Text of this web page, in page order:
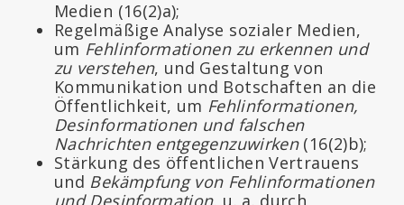
Medien (16(2)a);
Regelmäßige Analyse sozialer Medien,
um Fehlinformationen zu erkennen und
zu verstehen, und Gestaltung von
Kommunikation und Botschaften an die
Öffentlichkeit, um Fehlinformationen,
Desinformationen und falschen
Nachrichten entgegenzuwirken(16(2)b);
Stärkung des öffentlichen Vertrauens
und Bekämpfung von Fehlinformationen
und Desinformation, u. a. durch